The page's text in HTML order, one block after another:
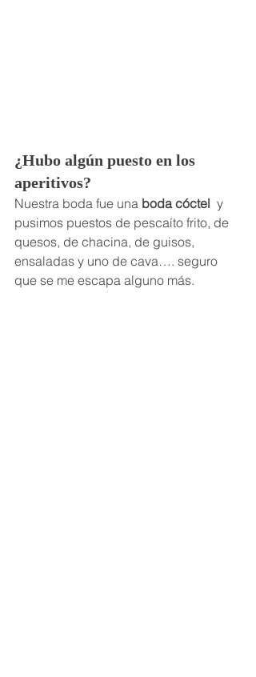
¿Hubo algún puesto en los
aperitivos?
Nuestra boda fue una boda cóctel y
pusimos puestos de pescaíto frito, de
quesos, de chacina, de guisos,
ensaladas y uno de cava…. seguro
que se me escapa alguno más.